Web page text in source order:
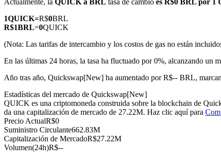
Futuros de criptomonedas
Actualmente, la QUICK a BRL tasa de cambio es R$0 BRL por 1
1QUICK=R$0BRL
R$1BRL=0QUICK
(Nota: Las tarifas de intercambio y los costos de gas no están
En las últimas 24 horas, la tasa ha fluctuado por 0%, alcanzando
Año tras año, Quickswap[New] ha aumentado por R$-- BRL,
Estadísticas del mercado de Quickswap[New]
QUICK es una criptomoneda construida sobre la blockchain de
da una capitalización de mercado de 27.22M. Haz clic aquí para
Precio ActualR$0
Suministro Circulante662.83M
Capitalización de MercadoR$27.22M
Volumen(24h)R$--